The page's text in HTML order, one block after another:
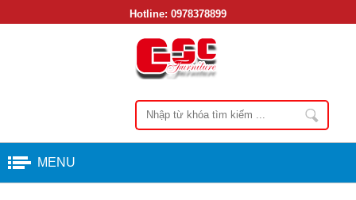
Hotline: 0978378899
MENU